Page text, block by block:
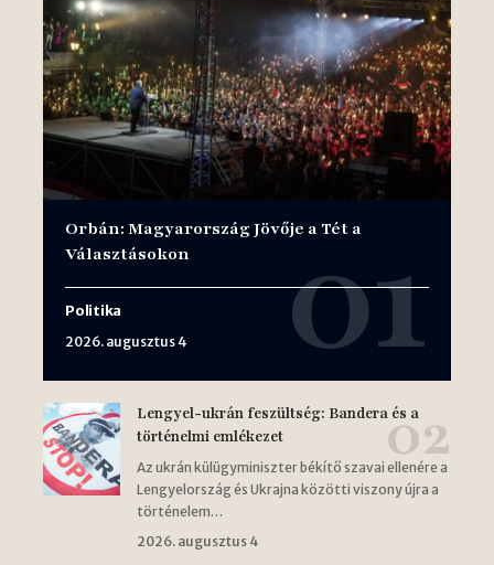
Orbán: Magyarország Jövője a Tét a
Választásokon
Politika
2026. augusztus 4
Lengyel-ukrán feszültség: Bandera és a
történelmi emlékezet
Az ukrán külügyminiszter békítő szavai ellenére a
Lengyelország és Ukrajna közötti viszony újra a
történelem…
2026. augusztus 4